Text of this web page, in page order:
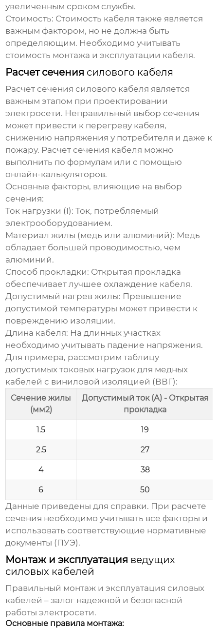
увеличенным сроком службы.
Стоимость: Стоимость кабеля также является
важным фактором, но не должна быть
определяющим. Необходимо учитывать
стоимость монтажа и эксплуатации кабеля.
Расчет сечения силового кабеля
Расчет сечения силового кабеля является
важным этапом при проектировании
электросети. Неправильный выбор сечения
может привести к перегреву кабеля,
снижению напряжения у потребителя и даже к
пожару. Расчет сечения кабеля можно
выполнить по формулам или с помощью
онлайн-калькуляторов.
Основные факторы, влияющие на выбор
сечения:
Ток нагрузки (I): Ток, потребляемый
электрооборудованием.
Материал жилы (медь или алюминий): Медь
обладает большей проводимостью, чем
алюминий.
Способ прокладки: Открытая прокладка
обеспечивает лучшее охлаждение кабеля.
Допустимый нагрев жилы: Превышение
допустимой температуры может привести к
повреждению изоляции.
Длина кабеля: На длинных участках
необходимо учитывать падение напряжения.
Для примера, рассмотрим таблицу
допустимых токовых нагрузок для медных
кабелей с виниловой изоляцией (ВВГ):
Сечение жилы
(мм2)
Допустимый ток (А) - Открытая
прокладка
1.5 19
2.5 27
4 38
6 50
Данные приведены для справки. При расчете
сечения необходимо учитывать все факторы и
использовать соответствующие нормативные
документы (ПУЭ).
Монтаж и эксплуатация ведущих
силовых кабелей
Правильный монтаж и эксплуатация силовых
кабелей – залог надежной и безопасной
работы электросети.
Основные правила монтажа: